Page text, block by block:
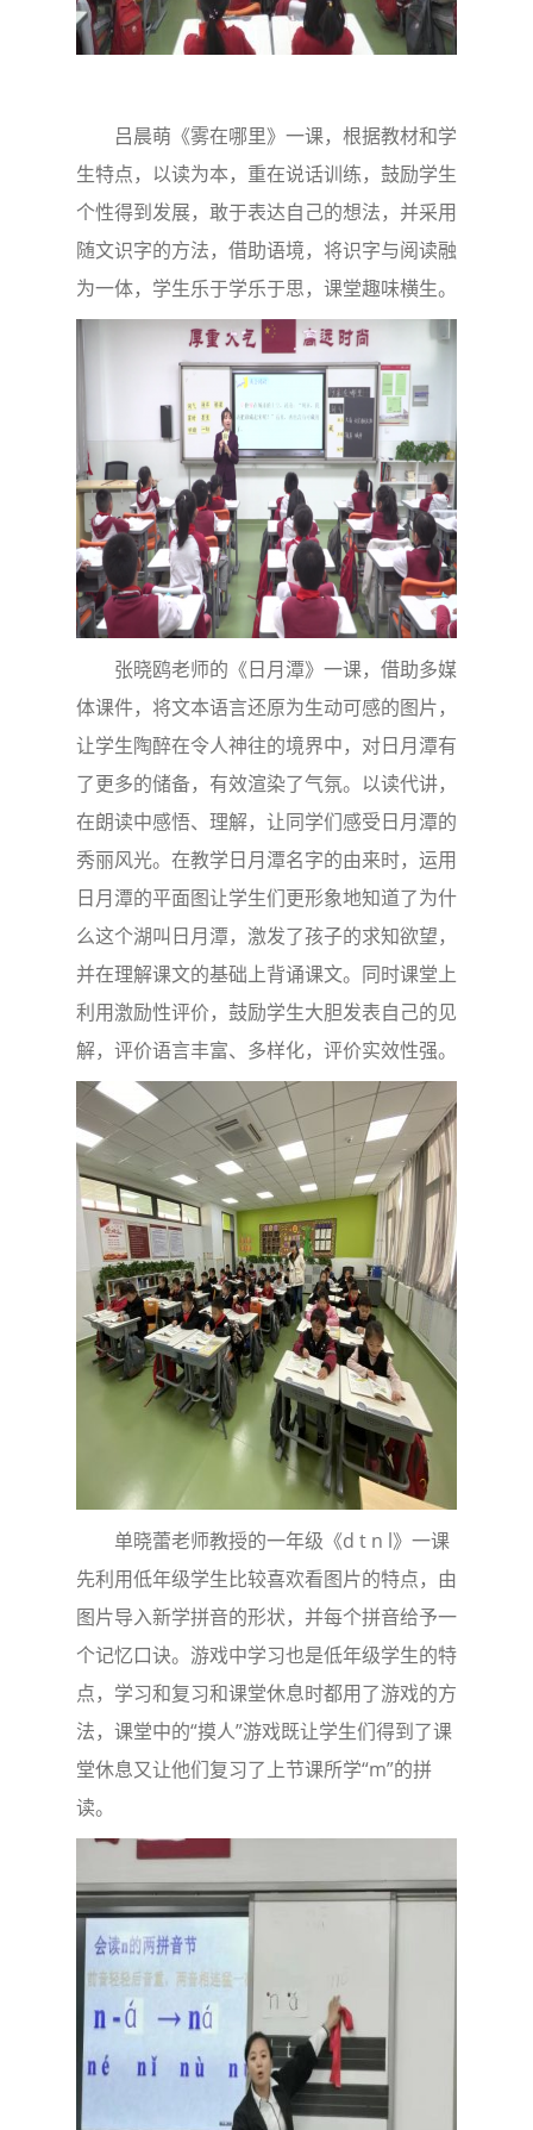
吕晨萌《雾在哪里》一课，根据教材和学
生特点，以读为本，重在说话训练，鼓励学生
个性得到发展，敢于表达自己的想法，并采用
随文识字的方法，借助语境，将识字与阅读融
为一体，学生乐于学乐于思，课堂趣味横生。
张晓鸥老师的《日月潭》一课，借助多媒
体课件，将文本语言还原为生动可感的图片，
让学生陶醉在令人神往的境界中，对日月潭有
了更多的储备，有效渲染了气氛。以读代讲，
在朗读中感悟、理解，让同学们感受日月潭的
秀丽风光。在教学日月潭名字的由来时，运用
日月潭的平面图让学生们更形象地知道了为什
么这个湖叫日月潭，激发了孩子的求知欲望，
并在理解课文的基础上背诵课文。同时课堂上
利用激励性评价，鼓励学生大胆发表自己的见
解，评价语言丰富、多样化，评价实效性强。
单晓蕾老师教授的一年级《d t n l》一课
先利用低年级学生比较喜欢看图片的特点，由
图片导入新学拼音的形状，并每个拼音给予一
个记忆口诀。游戏中学习也是低年级学生的特
点，学习和复习和课堂休息时都用了游戏的方
法，课堂中的“摸人”游戏既让学生们得到了课
堂休息又让他们复习了上节课所学“m”的拼
读。